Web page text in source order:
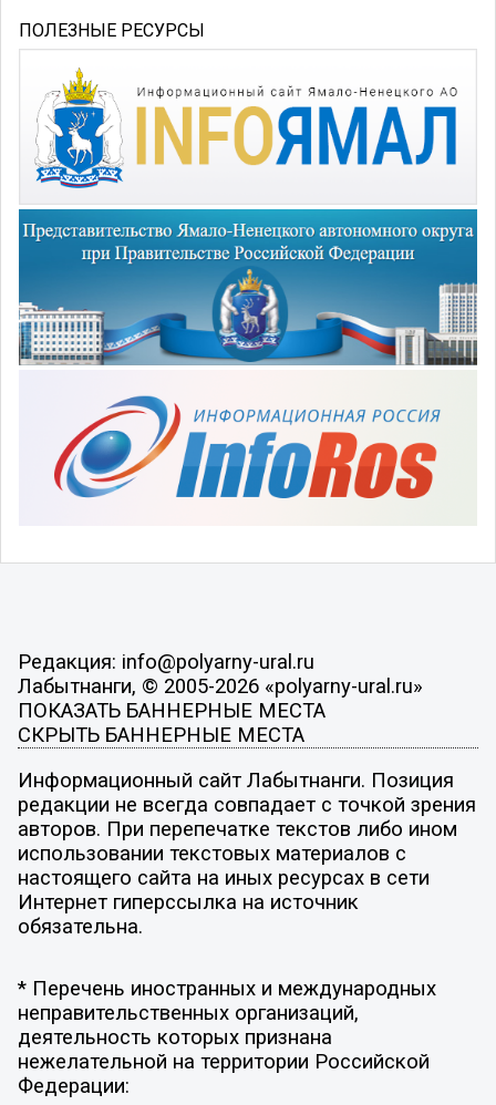
ПОЛЕЗНЫЕ РЕСУРСЫ
Редакция: info@polyarny-ural.ru
Лабытнанги, © 2005-2026 «polyarny-ural.ru»
ПОКАЗАТЬ БАННЕРНЫЕ МЕСТА
СКРЫТЬ БАННЕРНЫЕ МЕСТА
Информационный сайт Лабытнанги. Позиция
редакции не всегда совпадает с точкой зрения
авторов. При перепечатке текстов либо ином
использовании текстовых материалов с
настоящего сайта на иных ресурсах в сети
Интернет гиперссылка на источник
обязательна.
* Перечень иностранных и международных
неправительственных организаций,
деятельность которых признана
нежелательной на территории Российской
Федерации: